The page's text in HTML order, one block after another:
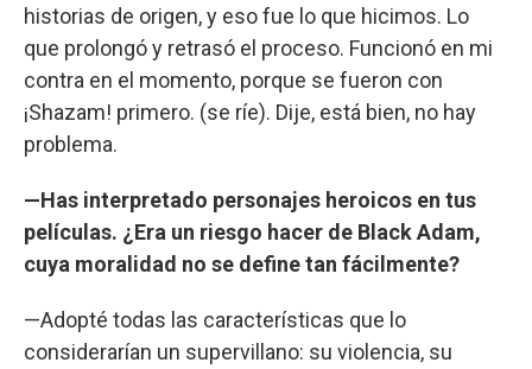
historias de origen, y eso fue lo que hicimos. Lo
que prolongó y retrasó el proceso. Funcionó en mi
contra en el momento, porque se fueron con
¡Shazam! primero. (se ríe). Dije, está bien, no hay
problema.
—Has interpretado personajes heroicos en tus
películas. ¿Era un riesgo hacer de Black Adam,
cuya moralidad no se define tan fácilmente?
—Adopté todas las características que lo
considerarían un supervillano: su violencia, su